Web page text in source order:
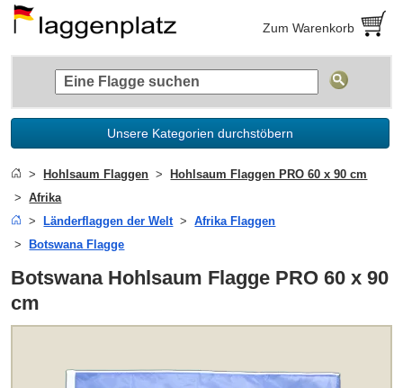
Zum Warenkorb
Unsere Kategorien durchstöbern
Hohlsaum Flaggen
Hohlsaum Flaggen PRO 60 x 90 cm
Afrika
Länderflaggen der Welt
Afrika Flaggen
Botswana Flagge
Botswana Hohlsaum Flagge PRO 60 x 90
cm